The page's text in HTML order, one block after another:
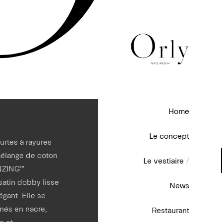
Home
Le concept
Le vestiaire /
News
Restaurant
à rayures
de coton
dobby lisse
Elle se
en nacre,